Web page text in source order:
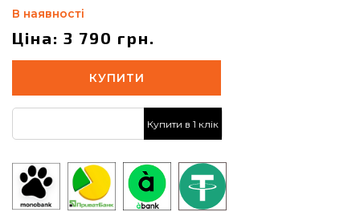
В наявності
Ціна: 3 790 грн.
КУПИТИ
Купити в 1 клік